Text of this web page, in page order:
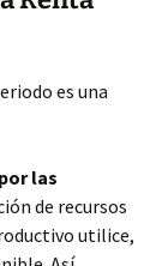
es una
las
de recursos
utilice,